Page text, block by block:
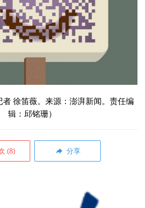
徐笛薇。来源： 澎湃新闻 。责任编
辑：邱铭珊）
(8) 分享